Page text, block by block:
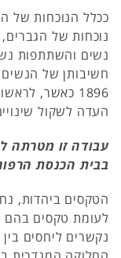
ככלל הנוכחות של
נוכחות של
נשים והשתתפות
חשיבותן של
1896 כאשר,
העדה לשקול
עבודה זו מטרתה
בבית הכנסת
הטקסים ביהדות,
לעומת טקסים בהם
נקשרים ליחסים